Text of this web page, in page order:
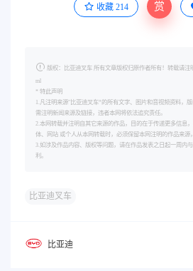
收藏 214 赏
版权：比亚迪叉车 所有文章版权归原作者所有！转载请注
ml
* 特此声明
1.凡注明来源"比亚迪叉车”的所有文字、图片和音视频资料，
需注明新闻来源及链接，违者本网将依法追究责任。
2.本网转载并注明自其它来源的作品，目的在于传递更多信息
体、网站 或个人从本网转载时，必须保留本网注明的作品来源
3.如涉及作品内容、版权等问题，请在作品发表之日起一周内
利。
比亚迪叉车
比亚迪